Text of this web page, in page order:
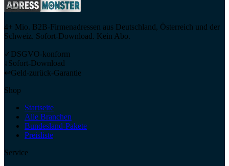
4+ Mio. B2B-Firmenadressen aus Deutschland, Österreich und der
Schweiz. Sofort-Download. Kein Abo.
✓ DSGVO-konform
↓Sofort-Download
↩Geld-zurück-Garantie
Shop
Startseite
Alle Branchen
Bundesland-Pakete
Preisliste
Service